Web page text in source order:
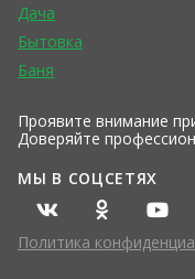
Дача
Бытовка
Баня
Проявите внимание
Доверяйте
МЫ В СОЦСЕТЯХ
Политика